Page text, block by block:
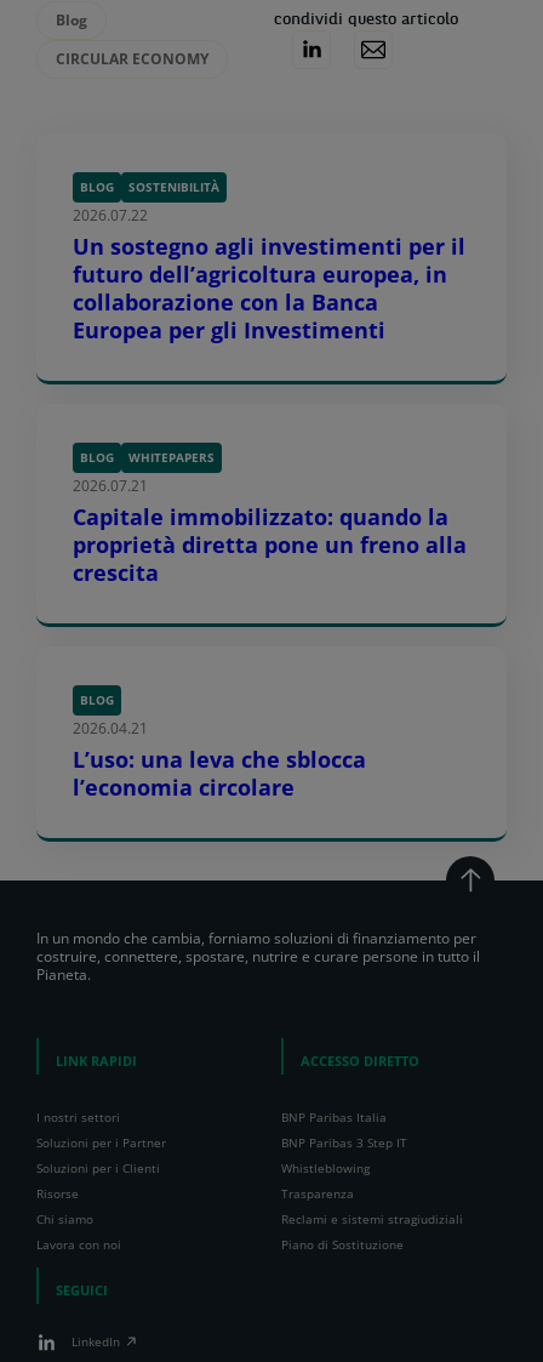
Blog
CIRCULAR ECONOMY
condividi questo articolo
BLOG SOSTENIBILITÀ
2026.07.22
Un sostegno agli investimenti per il
futuro dell’agricoltura europea, in
collaborazione con la Banca
Europea per gli Investimenti
BLOG WHITEPAPERS
2026.07.21
Capitale immobilizzato: quando la
proprietà diretta pone un freno alla
crescita
BLOG
2026.04.21
L’uso: una leva che sblocca
l’economia circolare
In un mondo che cambia, forniamo soluzioni di finanziamento per
costruire, connettere, spostare, nutrire e curare persone in tutto il
Pianeta.
LINK RAPIDI
I nostri settori
Soluzioni per i Partner
Soluzioni per i Clienti
Risorse
Chi siamo
Lavora con noi
ACCESSO DIRETTO
BNP Paribas Italia
BNP Paribas 3 Step IT
Whistleblowing
Trasparenza
Reclami e sistemi stragiudiziali
Piano di Sostituzione
SEGUICI
LinkedIn